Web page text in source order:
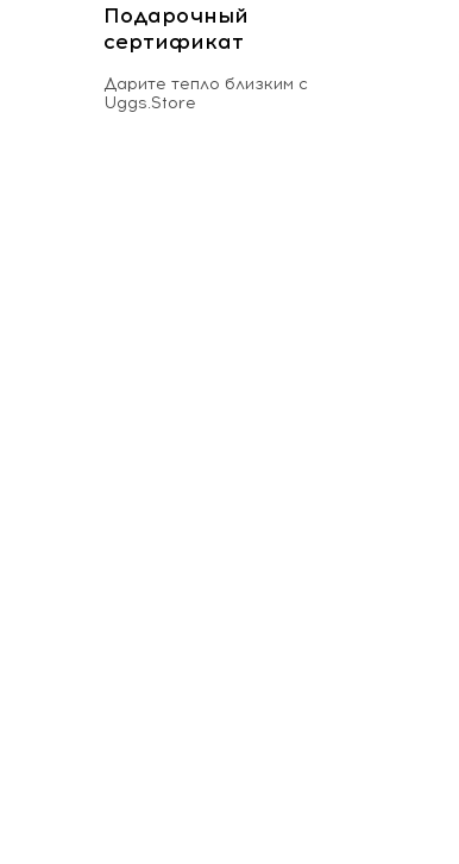
Подарочный
сертификат
Дарите тепло близким с
Uggs.Store